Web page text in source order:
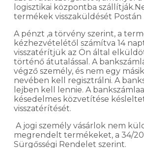
logisztikai központba
termékek visszaküldését Postán
A pénzt ,a törvény szerint, a
kézhezvételétől számítva 14
visszatérítjük az Ön által
történő átutalással. A
végző személy, és nem egy
nevében kell regisztrálni. A
lejben kell lennie. A
késedelmes közvetítése
visszatérítését.
A jogi személy vásárlok nem
megrendelt termékeket, a 34/
Sürgősségi Rendelet szerint.